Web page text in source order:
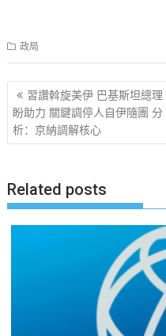
政局
文
章
导
習讚斡旋美伊 巴基斯坦總理
盼助力 關鍵調停人自伊隨團 分
析：京納調解核心
Related posts